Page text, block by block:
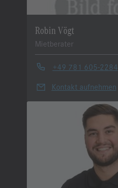
Robin Vögt
Mietberater
+49 781 605-2284
Kontakt aufnehmen